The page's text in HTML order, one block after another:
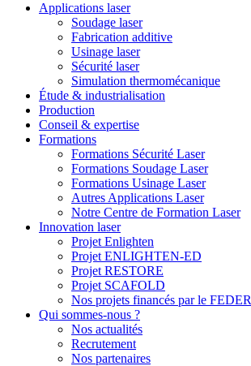
Applications laser
Soudage laser
Fabrication additive
Usinage laser
Sécurité laser
Simulation thermomécanique
Étude & industrialisation
Production
Conseil & expertise
Formations
Formations Sécurité Laser
Formations Soudage Laser
Formations Usinage Laser
Autres Applications Laser
Notre Centre de Formation Laser
Innovation laser
Projet Enlighten
Projet ENLIGHTEN-ED
Projet RESTORE
Projet SCAFOLD
Nos projets financés par le FEDER
Qui sommes-nous ?
Nos actualités
Recrutement
Nos partenaires